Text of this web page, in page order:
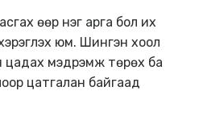
өөр нэг арга бол их
юм. Шингэн хоол
цадах мэдрэмж төрөх ба
цатгалан байгаад